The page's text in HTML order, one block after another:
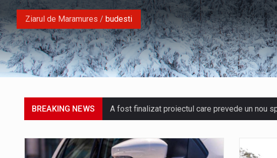
Ziarul de Maramures / budesti
BREAKING NEWS A fost finalizat proiectul care prevede un nou